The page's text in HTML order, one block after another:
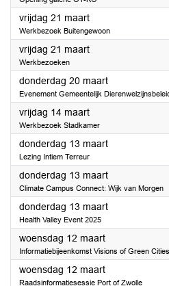
vrijdag 21 maart2025
Werkbezoek Buitengewoon
vrijdag 21 maart2025
Werkbezoeken
donderdag 20 maart2025
Evenement Gemeentelijk
vrijdag 14 maart2025
Werkbezoek Stadkamer
donderdag 13 maart2025
Lezing Intiem Terreur
donderdag 13 maart2025
Climate Campus Connect: Wijk van Morgen
donderdag 13 maart2025
Health Valley Event 2025
woensdag 12 maart2025
Informatiebijeenkomst Visions of Green Cities
woensdag 12 maart2025
Raadsinformatiesessie Port of Zwolle